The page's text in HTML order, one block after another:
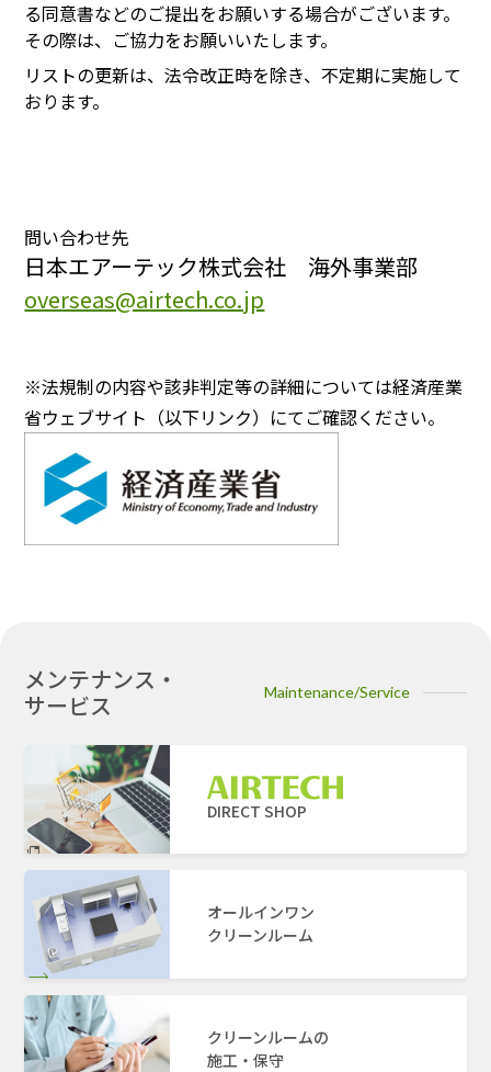
る同意書などのご提出をお願いする場合がございます。
その際は、ご協力をお願いいたします。
リストの更新は、法令改正時を除き、不定期に実施して
おります。
問い合わせ先
日本エアーテック株式会社 海外事業部
overseas@airtech.co.jp
※法規制の内容や該非判定等の詳細については経済産業
省ウェブサイト（以下リンク）にてご確認ください。
メンテナンス・
サービス
Maintenance/Service
DIRECT SHOP
オールインワン
クリーンルーム
クリーンルームの
施工・保守